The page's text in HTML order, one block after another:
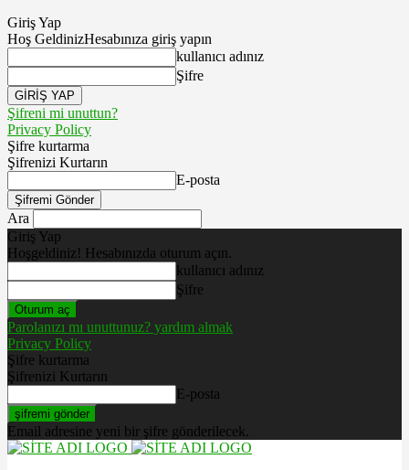
Giriş Yap
Hoş GeldinizHesabınıza giriş yapın
kullanıcı adınız
Şifre
Şifreni mi unuttun?
Privacy Policy
Şifre kurtarma
Şifrenizi Kurtarın
E-posta
Ara
Giriş Yap
Hoşgeldiniz! Hesabınızda oturum açın.
kullanıcı adınız
Şifre
Parolanızı mı unuttunuz? yardım almak
Privacy Policy
Şifre kurtarma
Şifrenizi Kurtarın
E-posta
Email adresine yeni bir şifre gönderilecek.